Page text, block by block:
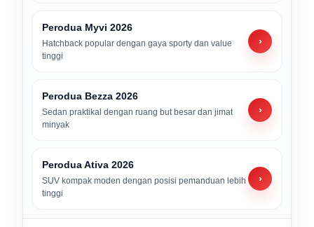
Perodua Myvi 2026
Hatchback popular dengan gaya sporty dan value
tinggi
›
Perodua Bezza 2026
Sedan praktikal dengan ruang but besar dan jimat
minyak
›
Perodua Ativa 2026
SUV kompak moden dengan posisi pemanduan lebih
tinggi
›